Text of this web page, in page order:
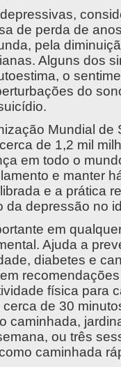
de perda de
pela
Alguns dos
o
do
Mundial de
de 1,2 mil
em todo o
e manter
e a prática
da depressão no
em
Ajuda a
diabetes e
física para
de 30
caminhada,
ou três
caminhada